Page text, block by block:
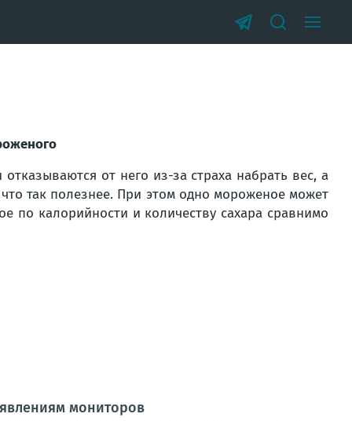
от него из-за страха набрать вес, а
так полезнее. При этом одно мороженое может
по калорийности и количеству сахара сравнимо
мониторов